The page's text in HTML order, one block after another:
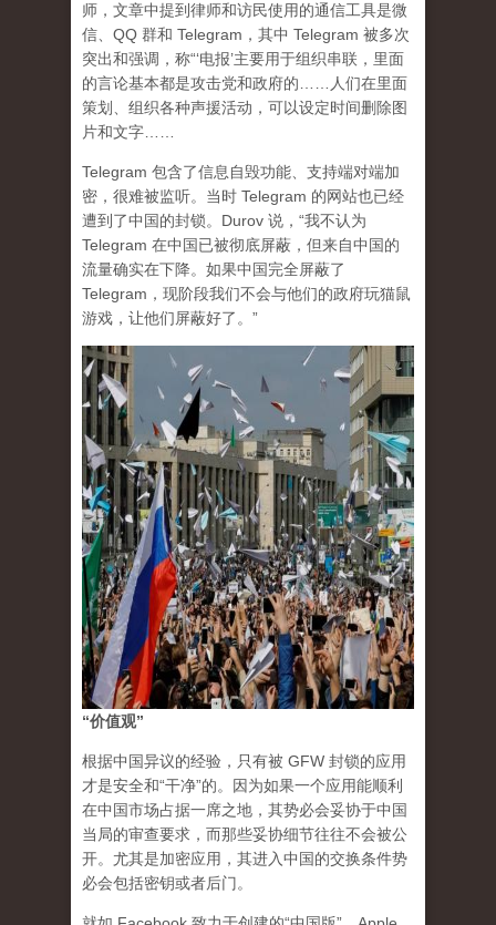
师，文章中提到律师和访民使用的通信工具是微
信、QQ 群和 Telegram，其中 Telegram 被多次
突出和强调，称“‘电报’主要用于组织串联，里面
的言论基本都是攻击党和政府的……人们在里面
策划、组织各种声援活动，可以设定时间删除图
片和文字……
Telegram 包含了信息自毁功能、支持端对端加
密，很难被监听。当时 Telegram 的网站也已经
遭到了中国的封锁。Durov 说，“我不认为
Telegram 在中国已被彻底屏蔽，但来自中国的
流量确实在下降。如果中国完全屏蔽了
Telegram，现阶段我们不会与他们的政府玩猫鼠
游戏，让他们屏蔽好了。”
“价值观”
根据中国异议的经验，只有被 GFW 封锁的应用
才是安全和“干净”的。因为如果一个应用能顺利
在中国市场占据一席之地，其势必会妥协于中国
当局的审查要求，而那些妥协细节往往不会被公
开。尤其是加密应用，其进入中国的交换条件势
必会包括密钥或者后门。